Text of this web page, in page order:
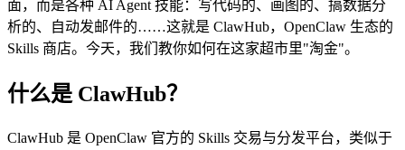
面，而是各种 AI Agent 技能：写代码的、画图的、搞数据分
析的、自动发邮件的……这就是 ClawHub，OpenClaw 生态的
Skills 商店。今天，我们教你如何在这家超市里"淘金"。
什么是 ClawHub？
ClawHub 是 OpenClaw 官方的 Skills 交易与分发平台，类似于